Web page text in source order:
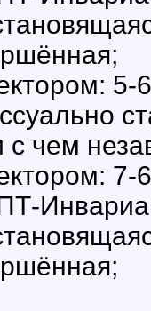
5-
с чем
7-